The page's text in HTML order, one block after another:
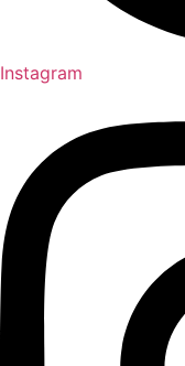
Instagram